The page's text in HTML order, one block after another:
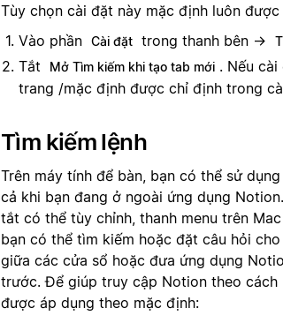
Tùy chọn cài đặt này mặc định luôn
Vào phần Cài đặt trong thanh bên →
Tắt
Mở Tìm kiếm khi tạo tab mới . Nếu
trang /mặc định được chỉ định trong
Tìm kiếm lệnh
Trên máy tính để bàn, bạn có thể sử
cả khi bạn đang ở ngoài ứng dụng
tắt có thể tùy chỉnh, thanh menu trên
bạn có thể tìm kiếm hoặc đặt câu hỏi
giữa các cửa sổ hoặc đưa ứng dụng
trước. Để giúp truy cập Notion theo
được áp dụng theo mặc định: